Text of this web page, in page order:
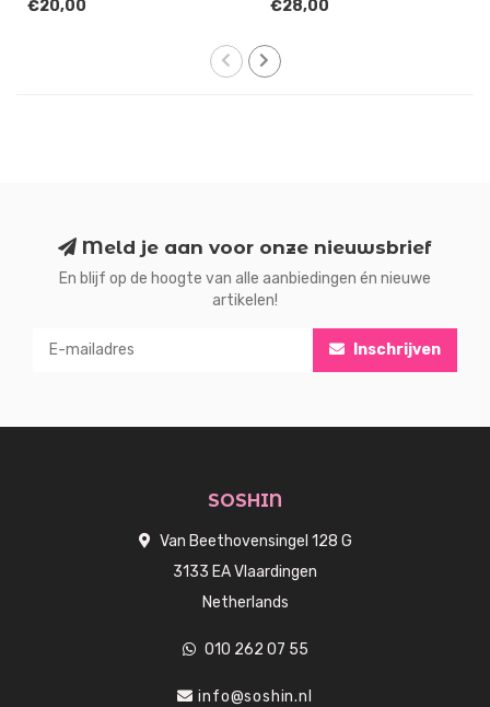
€20,00 €28,00
Meld je aan voor onze nieuwsbrief
En blijf op de hoogte van alle aanbiedingen én nieuwe
artikelen!
Inschrijven
SOSHIN
Van Beethovensingel 128 G
3133 EA Vlaardingen
Netherlands
010 262 07 55
info@soshin.nl